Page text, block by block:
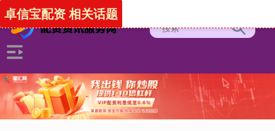
卓信宝配资 相关话题